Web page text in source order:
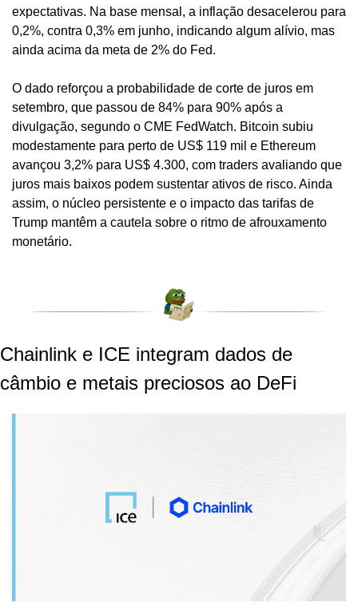
expectativas. Na base mensal, a inflação desacelerou para
0,2%, contra 0,3% em junho, indicando algum alívio, mas
ainda acima da meta de 2% do Fed.
O dado reforçou a probabilidade de corte de juros em
setembro, que passou de 84% para 90% após a
divulgação, segundo o CME FedWatch. Bitcoin subiu
modestamente para perto de US$ 119 mil e Ethereum
avançou 3,2% para US$ 4.300, com traders avaliando que
juros mais baixos podem sustentar ativos de risco. Ainda
assim, o núcleo persistente e o impacto das tarifas de
Trump mantêm a cautela sobre o ritmo de afrouxamento
monetário.
Chainlink e ICE integram dados de
câmbio e metais preciosos ao DeFi